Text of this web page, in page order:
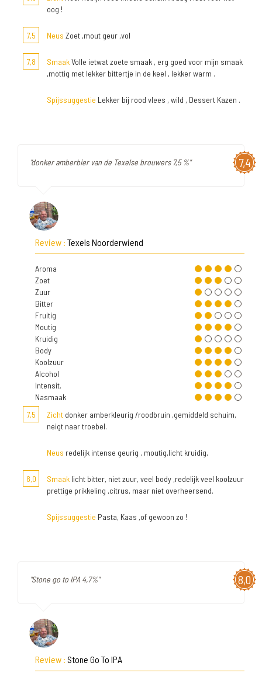
oog !
7,5 Neus Zoet ,mout geur ,vol
7,8 SmaakVolle ietwat zoete smaak , erg goed voor mijn smaak
,mottig met lekker bittertje in de keel , lekker warm .
Spijssuggestie Lekker bij rood vlees , wild , Dessert Kazen .
7,4
"donker amberbier van de Texelse brouwers 7,5 %"
Review : Texels Noorderwiend
Aroma
Zoet
Zuur
Bitter
Fruitig
Moutig
Kruidig
Body
Koolzuur
Alcohol
Intensit.
Nasmaak
7,5
Zicht donker amberkleurig /roodbruin ,gemiddeld schuim,
neigt naar troebel.
Neus redelijk intense geurig , moutig,licht kruidig,
8,0 Smaak licht bitter, niet zuur, veel body ,redelijk veel koolzuur
prettige prikkeling ,citrus, maar niet overheersend.
Spijssuggestie Pasta, Kaas ,of gewoon zo !
8,0
"Stone go to IPA 4,7%"
Review : Stone Go To IPA